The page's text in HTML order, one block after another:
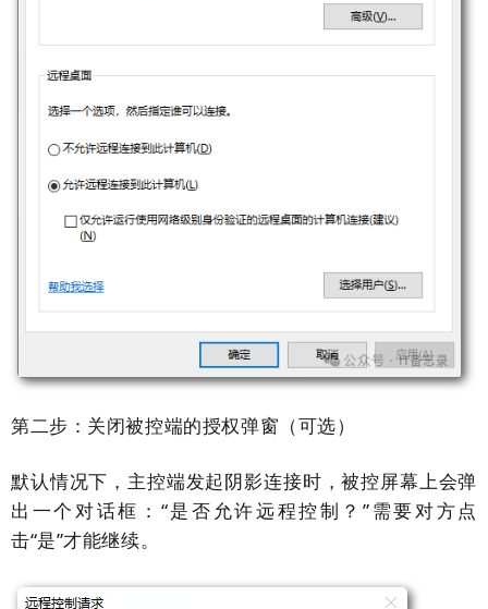
第二步：关闭被控端的授权弹窗（可选）
默认情况下，主控端发起阴影连接时，被控屏幕上会弹
出一个对话框：“是否允许远程控制？”需要对方点
击“是”才能继续。